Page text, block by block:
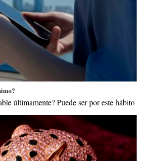
últimamente? Puede ser por este hábito